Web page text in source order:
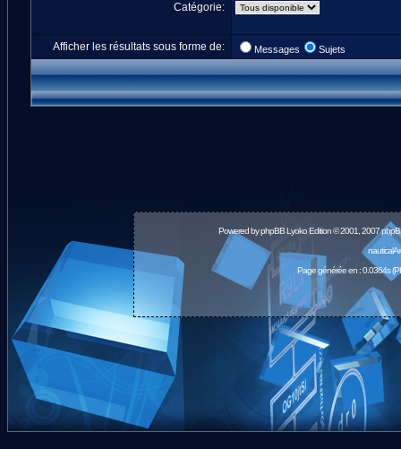
Catégorie:
Afficher les résultats sous forme de: Messages Sujets
Powered byphpBBLyoko Edition © 2001, 2007
Page générée en : 0.0364s